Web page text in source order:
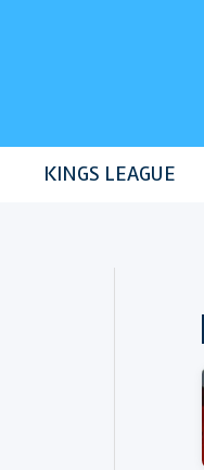
KINGS LEAGUE